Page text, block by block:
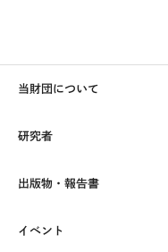
当財団について
研究者
出版物・報告書
イベント